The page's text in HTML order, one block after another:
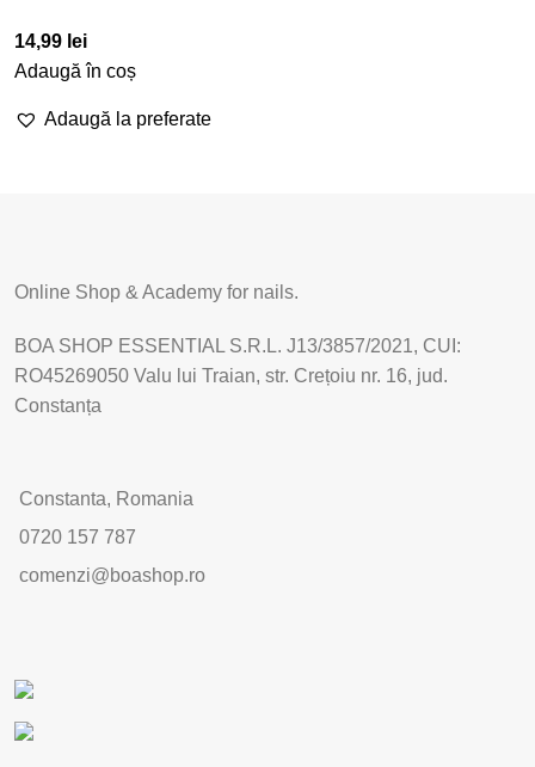
14,99 lei
Adaugă în coș
Adaugă la preferate
Online Shop & Academy for nails.
BOA SHOP ESSENTIAL S.R.L. J13/3857/2021, CUI:
RO45269050 Valu lui Traian, str. Crețoiu nr. 16, jud.
Constanța
Constanta, Romania
0720 157 787
comenzi@boashop.ro